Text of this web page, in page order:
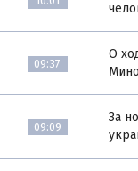
09:37
О
09:09
За